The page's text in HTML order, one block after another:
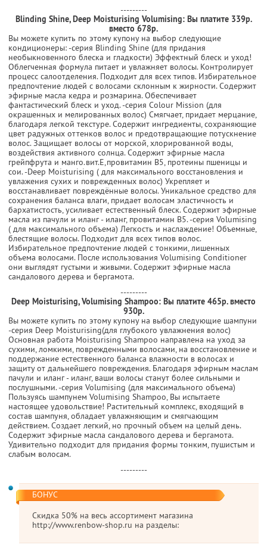
---------
Blinding Shine, Deep Moisturising Volumising: Вы платите 339р.
вместо 678р.
Вы можете купить по этому купону на выбор следующие
кондиционеры: -серия Blinding Shine (для придания
необыкновенного блеска и гладкости) Эффектный блеск и уход!
Облегченная формула питает и увлажняет волосы. Контролирует
процесс салоотделения. Подходит для всех типов. Избирательное
предпочтение людей с волосами склонным к жирности. Содержит
эфирные масла кедра и розмарина. Обеспечивает
фантастический блеск и уход. -серия Colour Mission (для
окрашенных и мелированных волос) Смягчает, придает мерцание,
благодаря легкой текстуре. Содержит ингредиенты, сохраняющие
цвет радужных оттенков волос и предотвращающие потускнение
волос. Защищает волосы от морской, хлорированной воды,
воздействия активного солнца. Содержит эфирные масла
грейпфрута и манго.вит.Е,провитамин В5, протеины пшеницы и
сои. -Deep Moisturising ( для максимального восстановления и
увлажения сухих и поврежденных волос) Укрепляет и
восстанавливает повреждённые волосы. Уникальное средство для
сохранения баланса влаги, придает волосам эластичность и
бархатистость, усиливает естественный блеск. Содержит эфирные
масла из пачули и иланг - иланг, провитамин В5. -серия Volumising
( для максимального объема) Легкость и наслаждение! Объемные,
блестящие волосы. Подходит для всех типов волос.
Избирательное предпочтение людей с тонкими, лишенных
объема волосами. После использования Volumising Conditioner
они выглядят густыми и живыми. Содержит эфирные масла
сандалового дерева и бергамота.
---------
Deep Moisturising, Volumising Shampoo: Вы платите 465р. вместо
930р.
Вы можете купить по этому купону на выбор следующие шампуни
-серия Deep Moisturising(для глубокого увлажнения волос)
Основная работа Moisturising Shampoo направлена на уход за
сухими, ломкими, поврежденными волосами, на восстановление и
поддержание естественного баланса влажности в волосах и
защиту от дальнейшего повреждения. Благодаря эфирным маслам
пачули и иланг - иланг, ваши волосы станут более сильными и
послушными. -серия Volumising (для максимального объема)
Пользуясь шампунем Volumising Shampoo, Вы испытаете
настоящее удовольствие! Растительный комплекс, входящий в
состав шампуня, обладает увлажняющим и смягчающим
действием. Создает легкий, но прочный объем на целый день.
Содержит эфирные масла сандалового дерева и бергамота.
Удивительно подходит для придания формы тонким, пушистым и
слабым волосам.
---------
БОНУС
Скидка 50% на весь ассортимент магазина
http://www.renbow-shop.ru на разделы: